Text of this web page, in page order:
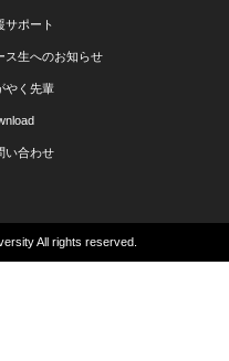
サポート
ス生へのお知らせ
やく先輩
い合わせ
All rights reserved.